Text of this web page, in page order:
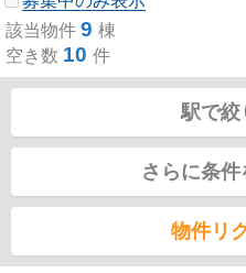
該当物件 9 棟
空き数 10 件
駅で絞
さらに条
物件リ